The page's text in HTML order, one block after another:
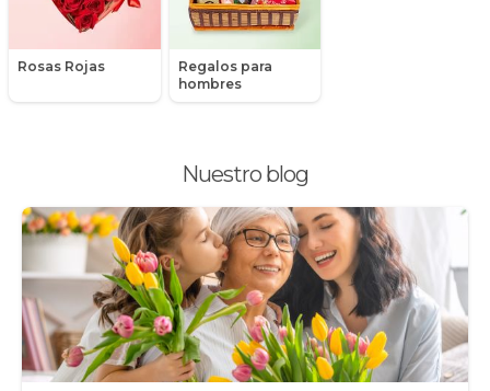
Rosas Rojas
Regalos para
hombres
Nuestro blog
Peluches
Peonias
Promociones y Ofertas
Ramos de Flores
Ramos de Novia
Ramos de Rosas
Regalos a Domicilio